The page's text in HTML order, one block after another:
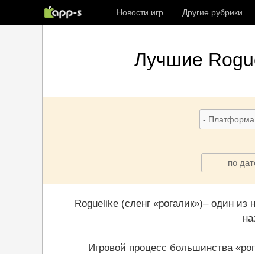
Новости игр Другие рубрики
Лучшие
по
Roguelike (сленг «рогалик»)– один из
Игровой процесс большинства